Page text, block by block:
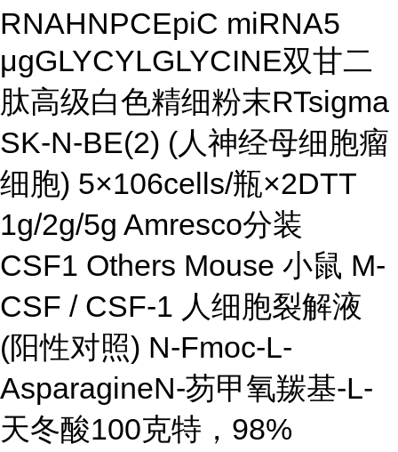
RNAHNPCEpiC miRNA5
μgGLYCYLGLYCINE双甘二
肽高级白色精细粉末RTsigma
SK-N-BE(2) (人神经母细胞瘤
细胞) 5×106cells/瓶×2DTT
1g/2g/5g Amresco分装
CSF1 Others Mouse 小鼠 M-
CSF / CSF-1 人细胞裂解液
(阳性对照) N-Fmoc-L-
AsparagineN-芴甲氧羰基-L-
天冬酸100克特，98%